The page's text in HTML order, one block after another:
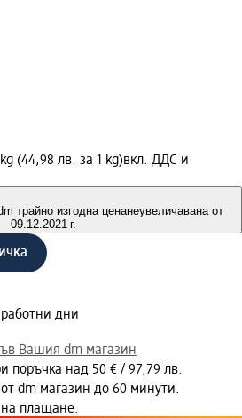
(44,98 лв. за 1 kg)вкл. ДДС и
трайно изгодна ценанеувеличавана от
09.12.2021 г.
дни
Вашия dm магазин
поръчка над 50 € / 97,79 лв.
dm магазин до 60 минути.
плащане.